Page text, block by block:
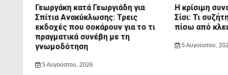
Γεωργάκη κατά Γεωργιάδη για
Σπίτια Ανακύκλωσης: Τρεις
εκδοχές που σοκάρουν για το τι
πραγματικά συνέβη με τη
γνωμοδότηση
5 Αυγούστου, 2026
Η κρίσιμη
Σίσι: Τι
πίσω από
5 Αυγούστου,